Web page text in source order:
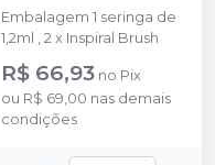
Embalagem 1 seringa de
1,2ml , 2 x Inspiral Brush
R$ 66,93 no Pix
ou R$ 69,00 nas demais
condições